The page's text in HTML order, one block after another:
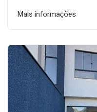
Mais informações